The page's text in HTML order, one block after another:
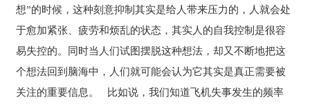
想”的时候，这种刻意抑制其实是给人带来压力的，人就会处
于愈加紧张、疲劳和烦乱的状态，其实人的自我控制是很容
易失控的。同时当人们试图摆脱这种想法，却又不断地把这
个想法回到脑海中，人们就可能会认为它其实是真正需要被
关注的重要信息。 比如说，我们知道飞机失事发生的频率